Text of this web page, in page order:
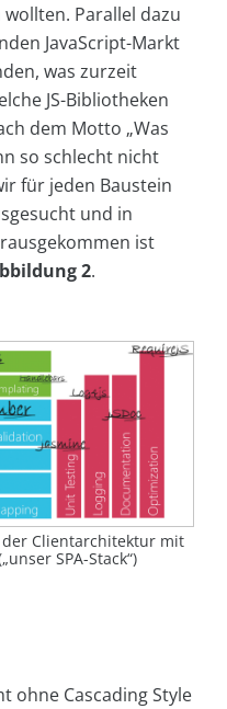
Parallel dazu
JavaScript-Markt
was zurzeit
JS-Bibliotheken
dem Motto „Was
so schlecht nicht
für jeden Baustein
und in
ist
2.
Clientarchitektur mit
SPA-Stack“)
ohne Cascading Style